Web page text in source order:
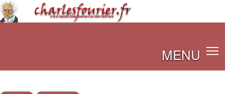
MENU